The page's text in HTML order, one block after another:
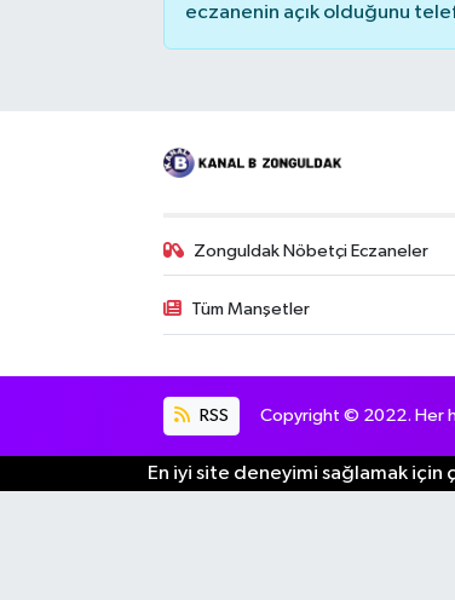
eczanenin açık olduğunu
Zonguldak Nöbetçi Eczaneler
Tüm Manşetler
RSS Copyright © 2022. Her
En iyi site deneyimi sağlamak için